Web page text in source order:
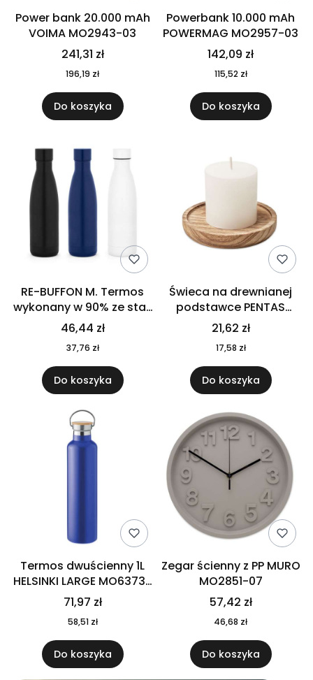
Power bank 20.000 mAh
VOIMA MO2943-03
241,31 zł
196,19 zł
Do koszyka
Powerbank 10.000 mAh
POWERMAG MO2957-03
142,09 zł
115,52 zł
Do koszyka
RE-BUFFON M. Termos
wykonany w 90% ze stali
nierdzewnej
pochodzącej z
recyklingu 520 ml 94294
46,44 zł
37,76 zł
Do koszyka
Świeca na drewnianej
podstawce PENTAS
MO6282-40
21,62 zł
17,58 zł
Do koszyka
Termos dwuścienny 1L
HELSINKI LARGE MO6373-
04
71,97 zł
58,51 zł
Do koszyka
Zegar ścienny z PP MURO
MO2851-07
57,42 zł
46,68 zł
Do koszyka